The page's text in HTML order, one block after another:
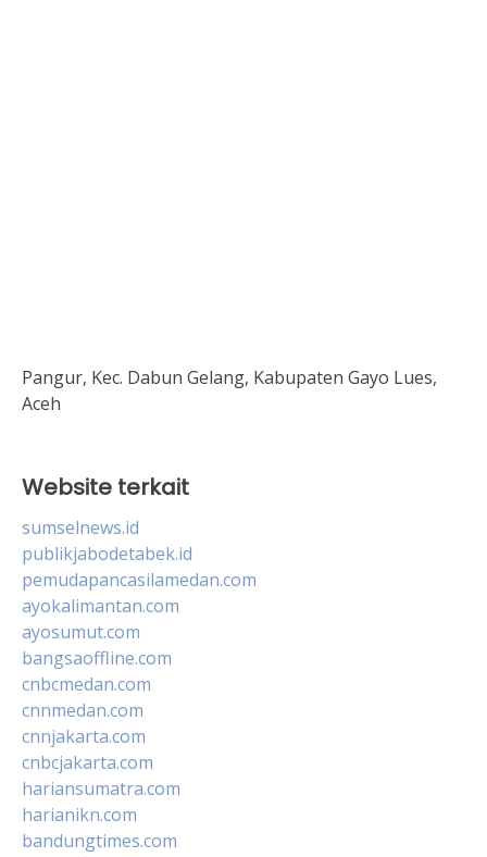
Pangur, Kec. Dabun Gelang, Kabupaten Gayo Lues,
Aceh
Website terkait
sumselnews.id
publikjabodetabek.id
pemudapancasilamedan.com
ayokalimantan.com
ayosumut.com
bangsaoffline.com
cnbcmedan.com
cnnmedan.com
cnnjakarta.com
cnbcjakarta.com
hariansumatra.com
harianikn.com
bandungtimes.com